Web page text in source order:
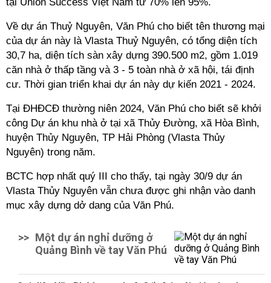
Về dự án Thuỷ Nguyên, Văn Phú cho biết tên thương mại
của dự án này là Vlasta Thuỷ Nguyên, có tổng diện tích
30,7 ha, diện tích sàn xây dựng 390.500 m2, gồm 1.019
căn nhà ở thấp tầng và 3 - 5 toàn nhà ở xã hội, tái định
cư. Thời gian triển khai dự án này dự kiến 2021 - 2024.
Tại ĐHĐCĐ thường niên 2024, Văn Phú cho biết sẽ khởi
công Dự án khu nhà ở tại xã Thủy Đường, xã Hòa Bình,
huyện Thủy Nguyên, TP Hải Phòng (Vlasta Thủy
Nguyên) trong năm.
BCTC hợp nhất quý III cho thấy, tại ngày 30/9 dự án
Vlasta Thủy Nguyên vẫn chưa được ghi nhận vào danh
mục xây dựng dở dang của Văn Phú.
>> Một dự án nghỉ dưỡng ở
Quảng Bình về tay Văn Phú